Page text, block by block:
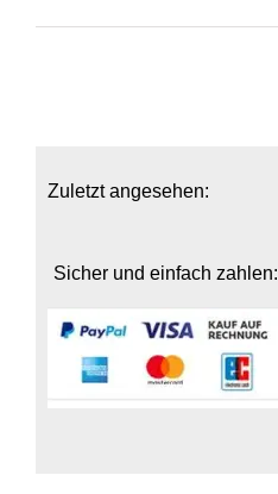
Zuletzt angesehen:
Sicher und einfach zahlen: